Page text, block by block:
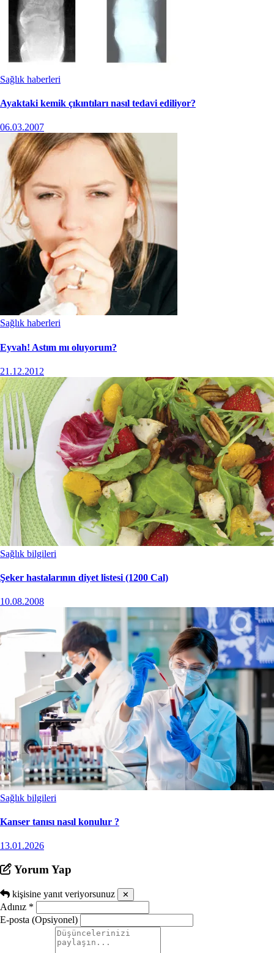
Sağlık haberleri
Ayaktaki kemik çıkıntıları nasıl tedavi ediliyor?
06.03.2007
Sağlık haberleri
Eyvah! Astım mı oluyorum?
21.12.2012
Sağlık bilgileri
Şeker hastalarının diyet listesi (1200 Cal)
10.08.2008
Sağlık bilgileri
Kanser tanısı nasıl konulur ?
13.01.2026
Yorum Yap
kişisine yanıt veriyorsunuz ✕
Adınız *
E-posta (Opsiyonel)